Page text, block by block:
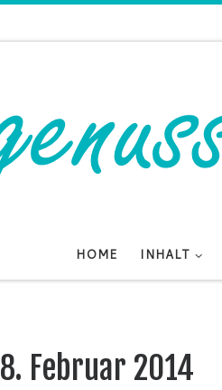
HOME INHALT
8. Februar 2014